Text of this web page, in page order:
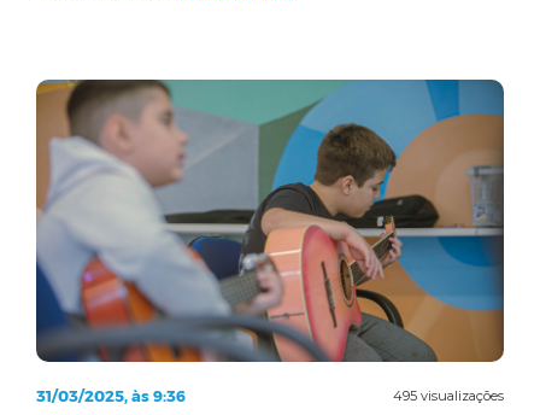
495 visualizações
31/03/2025, às 9:36